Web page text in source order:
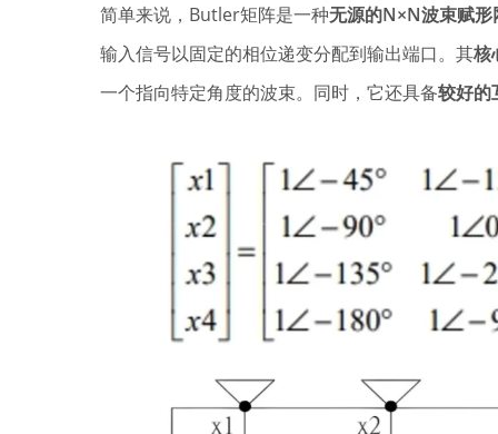
简单来说，Butler矩阵是一种无源的N×N波束赋形
输入信号以固定的相位递变分配到输出端口。其核
一个指向特定角度的波束。同时，它还具备较好的